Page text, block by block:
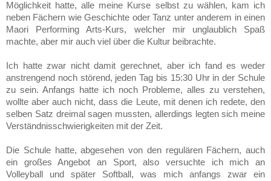
Mög­lichkeit hatte, alle meine Kurse selbst zu wählen, kam ich
neben Fächern wie Ge­schichte oder Tanz unter anderem in einen
Maori Performing Arts-Kurs, wel­cher mir un­glaub­lich Spaß
machte, aber mir auch viel über die Kultur beibrachte.
Ich hatte zwar nicht damit gerechnet, aber ich fand es weder
anstrengend noch stö­rend, jeden Tag bis 15:30 Uhr in der Schule
zu sein. Anfangs hatte ich noch Probleme, alles zu verstehen,
wollte aber auch nicht, dass die Leute, mit denen ich redete, den
selben Satz dreimal sagen mussten, allerdings legten sich meine
Verständnisschwierigkeiten mit der Zeit.
Die Schule hatte, abgesehen von den regulären Fächern, auch
ein großes Ange­bot an Sport, also versuchte ich mich an
Volleyball und später Softball, was mich anfangs zwar ein